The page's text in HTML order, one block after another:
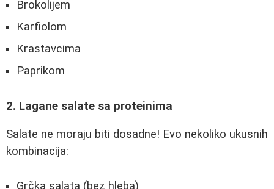
Brokolijem
Karfiolom
Krastavcima
Paprikom
2. Lagane salate sa proteinima
Salate ne moraju biti dosadne! Evo nekoliko ukusnih
kombinacija:
Grčka salata (bez hleba)